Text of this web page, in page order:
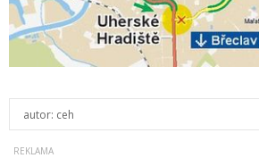
autor: ceh